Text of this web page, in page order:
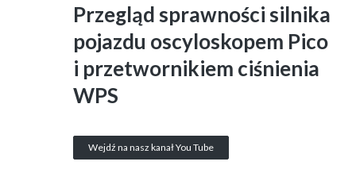
Przegląd sprawności silnika
pojazdu oscyloskopem Pico
i przetwornikiem ciśnienia
WPS
Wejdź na nasz kanał You Tube